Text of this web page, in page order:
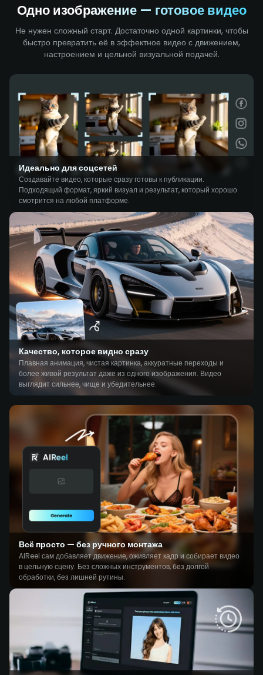
Одно изображение — готовое видео
Не нужен сложный старт. Достаточно одной картинки, чтобы
быстро превратить её в эффектное видео с движением,
настроением и цельной визуальной подачей.
Идеально для соцсетей
Создавайте видео, которые сразу готовы к публикации.
Подходящий формат, яркий визуал и результат, который хорошо
смотрится на любой платформе.
Качество, которое видно сразу
Плавная анимация, чистая картинка, аккуратные переходы и
более живой результат даже из одного изображения. Видео
выглядит сильнее, чище и убедительнее.
Всё просто — без ручного монтажа
AIReel сам добавляет движение, оживляет кадр и собирает видео
в цельную сцену. Без сложных инструментов, без долгой
обработки, без лишней рутины.